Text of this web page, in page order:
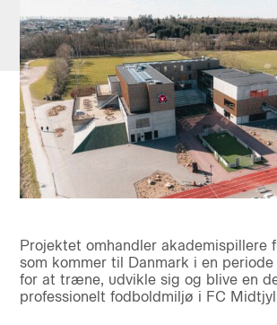
Projektet omhandler akademispillere
som kommer til Danmark i en
for at træne, udvikle sig og blive en
professionelt fodboldmiljø i FC